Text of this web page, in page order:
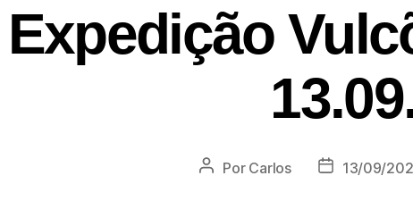
Expedição
Por Carlos 13/09/